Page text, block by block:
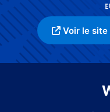
Voir le site